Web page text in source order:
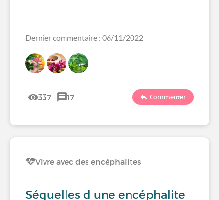
Dernier commentaire : 06/11/2022
337 17 Commenter
Vivre avec des encéphalites
Séquelles d une encéphalite